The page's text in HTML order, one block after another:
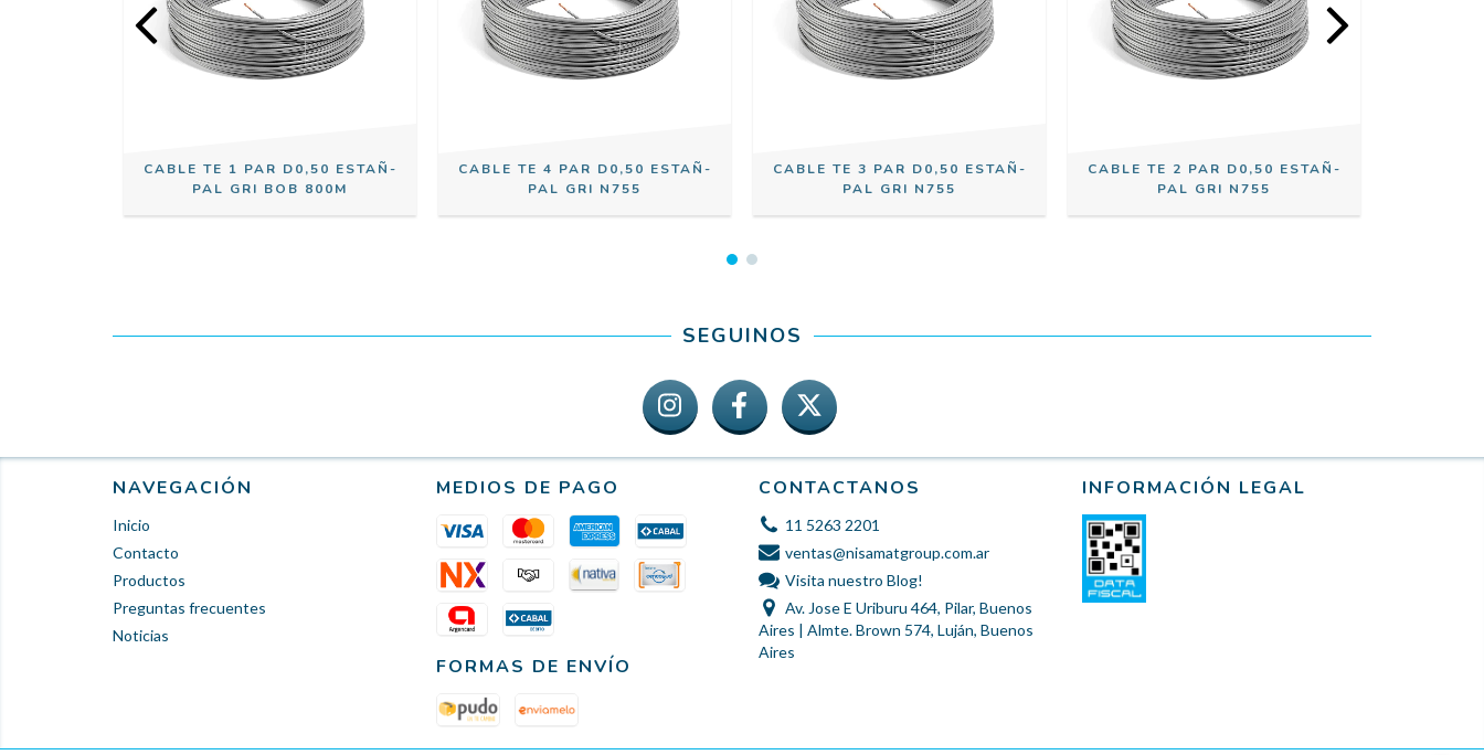
CABLE TE 1 PAR D0,50 ESTAÑ-
PAL GRI BOB 800M
CABLE TE 4 PAR D0,50 ESTAÑ-
PAL GRI N755
CABLE TE 3 PAR D0,50 ESTAÑ-
PAL GRI N755
CABLE TE 2 PAR D0,50 ESTAÑ-
PAL GRI N755
SEGUINOS
NAVEGACIÓN
Inicio
Contacto
Productos
Preguntas frecuentes
Noticias
MEDIOS DE PAGO
FORMAS DE ENVÍO
CONTACTANOS
11 5263 2201
ventas@nisamatgroup.com.ar
Visita nuestro Blog!
Av. Jose E Uriburu 464, Pilar, Buenos
Aires | Almte. Brown 574, Luján, Buenos
Aires
INFORMACIÓN LEGAL